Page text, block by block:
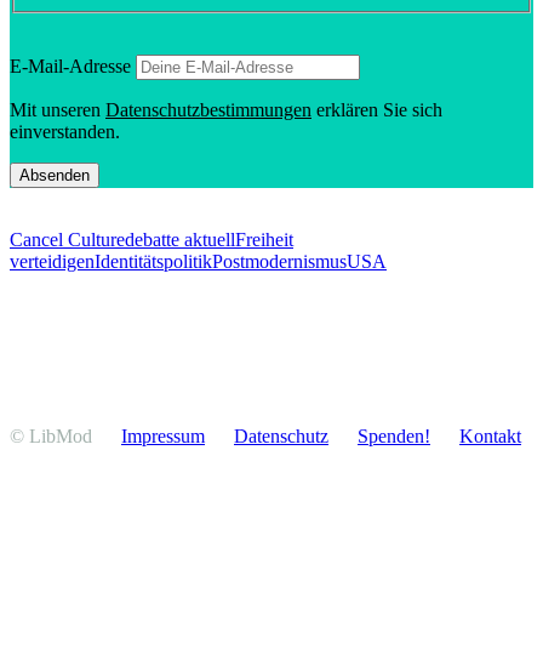
E‑Mail-Adresse
Mit unseren Daten­schutz­be­stim­mungen erklären Sie sich
einverstanden.
Cancel Culturedebatte aktuellFreiheit
verteidigenIdentitätspolitikPostmodernismusUSA
© LibMod Impressum Daten­schutz Spenden! Kontakt